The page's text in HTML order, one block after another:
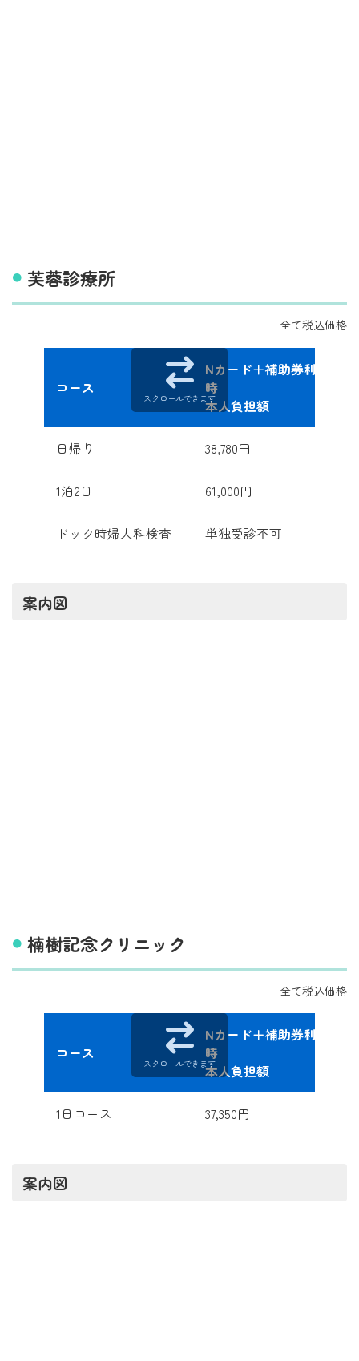
芙蓉診療所
全て税込価格
コース
Nカード＋補助券利用
時
本人負担額
日帰り 38,780円
1泊2日 61,000円
ドック時婦人科検査 単独受診不可
スクロールできます
案内図
楠樹記念クリニック
全て税込価格
コース
Nカード＋補助券利用
時
本人負担額
1日コース 37,350円
スクロールできます
案内図